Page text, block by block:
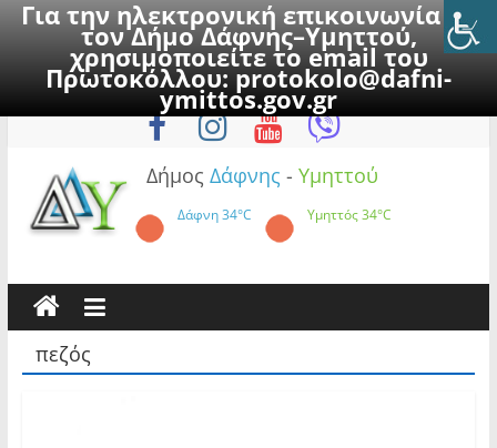
Για την ηλεκτρονική επικοινωνία με
τον Δήμο Δάφνης–Υμηττού,
χρησιμοποιείτε το email του
Πρωτοκόλλου:protokolo@dafni-
ymittos.gov.gr
to
Παρασκευή, 7 Αυγούστου 2026
Δήμος Δάφνης - Υμηττού
Δάφνη34°C Υμηττός34°C
πεζός